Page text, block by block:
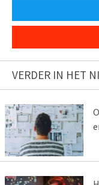
VERDER IN HET